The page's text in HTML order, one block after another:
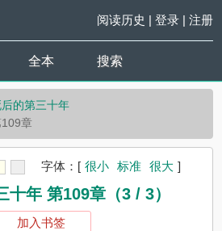
阅读历史 | 登录| 注册
全本 搜索
的第三十年
章
字体： [ 很小 标准 很大 ]
十年 第109章（3 / 3）
加入书签